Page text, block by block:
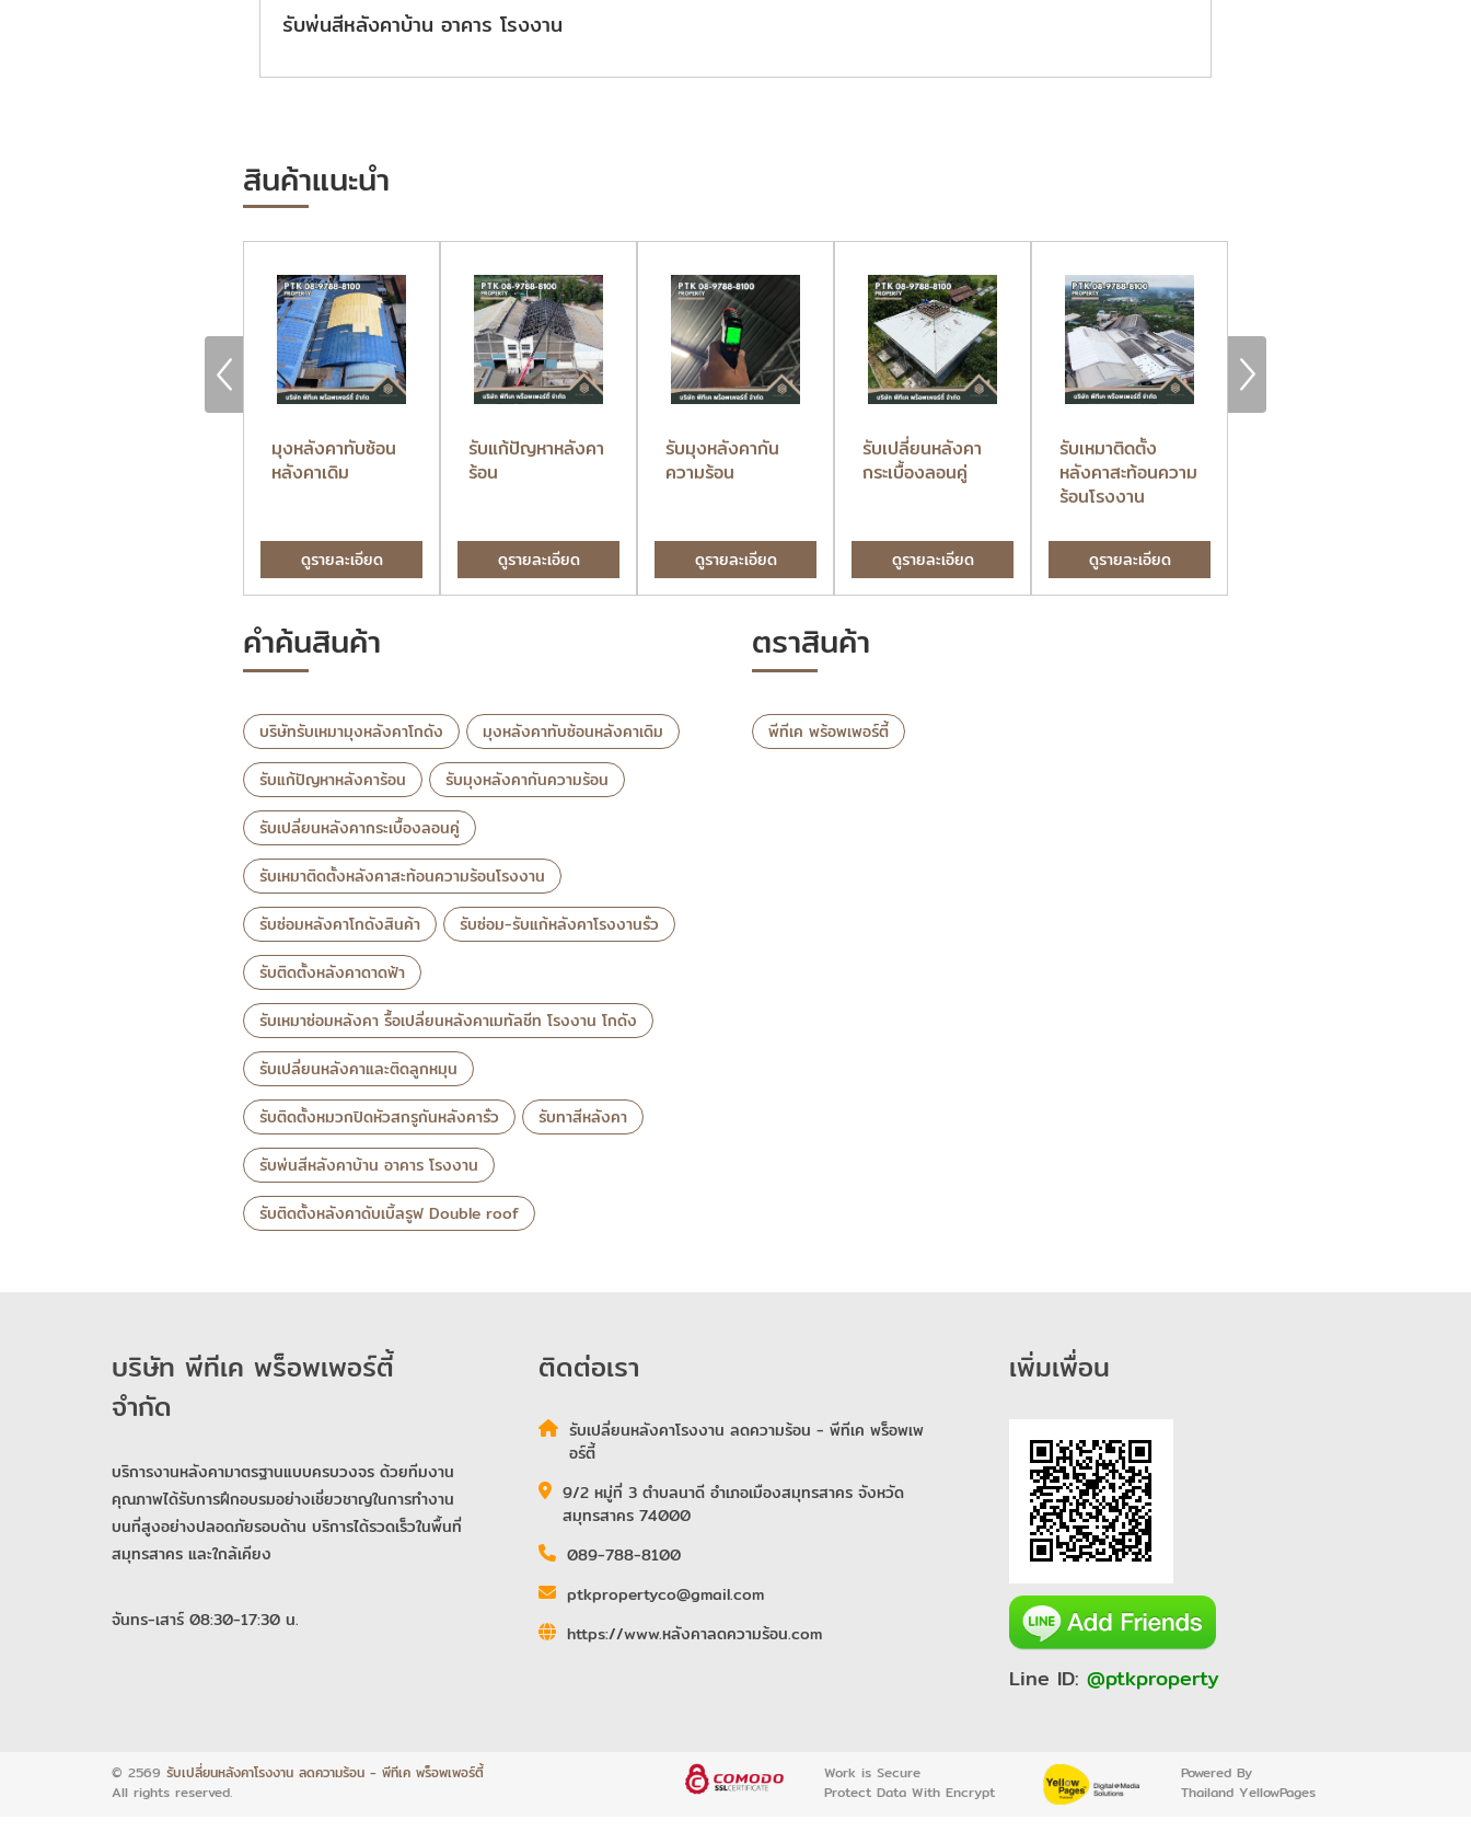
รับพ่นสีหลังคาบ้าน อาคาร โรงงาน
สินค้าแนะนำ
มุงหลังคาทับซ้อน
หลังคาเดิม
ดูรายละเอียด
รับแก้ปัญหาหลังคา
ร้อน
ดูรายละเอียด
รับมุงหลังคากัน
ความร้อน
ดูรายละเอียด
รับเปลี่ยนหลังคา
กระเบื้องลอนคู่
ดูรายละเอียด
รับเหมาติดตั้ง
หลังคาสะท้อนความ
ร้อนโรงงาน
ดูรายละเอียด
คำค้นสินค้า
บริษัทรับเหมามุงหลังคาโกดัง
มุงหลังคาทับซ้อนหลังคาเดิม
รับแก้ปัญหาหลังคาร้อน
รับมุงหลังคากันความร้อน
รับเปลี่ยนหลังคากระเบื้องลอนคู่
รับเหมาติดตั้งหลังคาสะท้อนความร้อนโรงงาน
รับซ่อมหลังคาโกดังสินค้า
รับซ่อม-รับแก้หลังคาโรงงานรั่ว
รับติดตั้งหลังคาดาดฟ้า
รับเหมาซ่อมหลังคา รื้อเปลี่ยนหลังคาเมทัลชีท โรงงาน โกดัง
รับเปลี่ยนหลังคาและติดลูกหมุน
รับติดตั้งหมวกปิดหัวสกรูกันหลังคารั่ว
รับทาสีหลังคา
รับพ่นสีหลังคาบ้าน อาคาร โรงงาน
รับติดตั้งหลังคาดับเบิ้ลรูฟ Double roof
ตราสินค้า
พีทีเค พร้อพเพอร์ตี้
บริษัท พีทีเค พร็อพเพอร์ตี้
จำกัด
บริการงานหลังคามาตรฐานแบบครบวงจร ด้วยทีมงาน
คุณภาพได้รับการฝึกอบรมอย่างเชี่ยวชาญในการทำงาน
บนที่สูงอย่างปลอดภัยรอบด้าน บริการได้รวดเร็วในพื้นที่
สมุทรสาคร และใกล้เคียง
จันทร-เสาร์ 08:30-17:30 น.
ติดต่อเรา
รับเปลี่ยนหลังคาโรงงาน ลดความร้อน - พีทีเค พร็อพเพ
อร์ตี้
9/2 หมู่ที่ 3 ตำบลนาดี อำเภอเมืองสมุทรสาคร จังหวัด
สมุทรสาคร 74000
089-788-8100
ptkpropertyco@gmail.com
https://www.หลังคาลดความร้อน.com
เพิ่มเพื่อน
Line ID: @ptkproperty
© 2569 รับเปลี่ยนหลังคาโรงงาน ลดความร้อน - พีทีเค พร็อพเพอร์ตี้
All rights reserved.
Work is Secure
Protect Data With Encrypt
Powered By
Thailand YellowPages